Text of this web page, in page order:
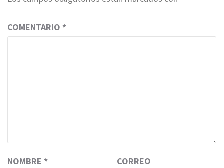
COMENTARIO *
NOMBRE *
CORREO